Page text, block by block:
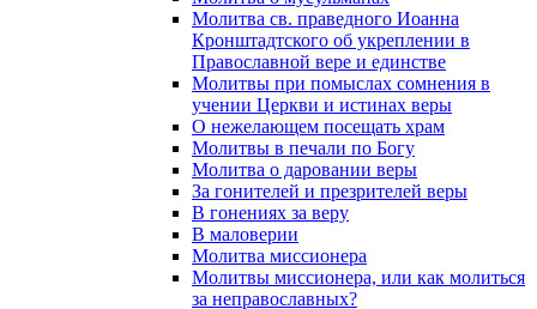
Молитва св. праведного Иоанна
Кронштадтского об укреплении в
Православной вере и единстве
Молитвы при помыслах сомнения в
учении Церкви и истинах веры
О нежелающем посещать храм
Молитвы в печали по Богу
Молитва о даровании веры
За гонителей и презрителей веры
В гонениях за веру
В маловерии
Молитва миссионера
Молитвы миссионера, или как молиться
за неправославных?